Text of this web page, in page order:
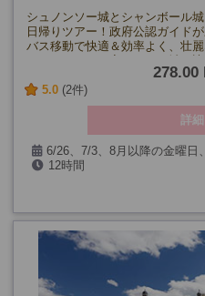
シュノンソー城とシャンボール
日帰りツアー！政府公認ガイド
バス移動で快適＆効率よく、壮
278.00
5.0 (2件)
詳
6/26、7/3、8月以降の金曜日
(12/25、1月、2月を除く)
8月14日、9月18日、10月2日
12時間